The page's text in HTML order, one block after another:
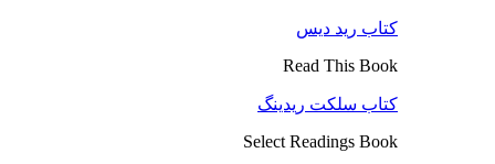
کتاب رید دیس
Read This Book
کتاب سلکت ریدینگ
Select Readings Book